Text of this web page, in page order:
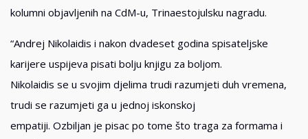
kolumni objavljenih na CdM-u, Trinaestojulsku nagradu.
“Andrej Nikolaidis i nakon dvadeset godina spisateljske
karijere uspijeva pisati bolju knjigu za boljom.
Nikolaidis se u svojim djelima trudi razumjeti duh vremena,
trudi se razumjeti ga u jednoj iskonskoj
empatiji. Ozbiljan je pisac po tome što traga za formama i